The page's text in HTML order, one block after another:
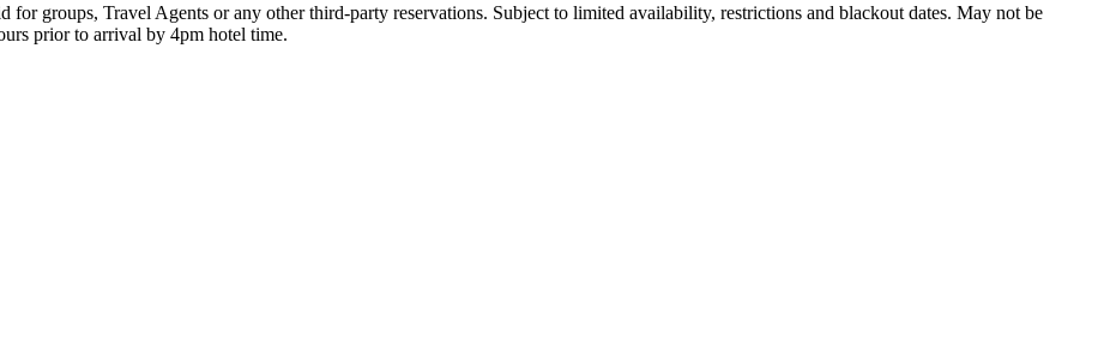
groups, Travel Agents or any other third-party reservations. Subject to limited availability, restrictions and blackout dates. May not be
prior to arrival by 4pm hotel time.